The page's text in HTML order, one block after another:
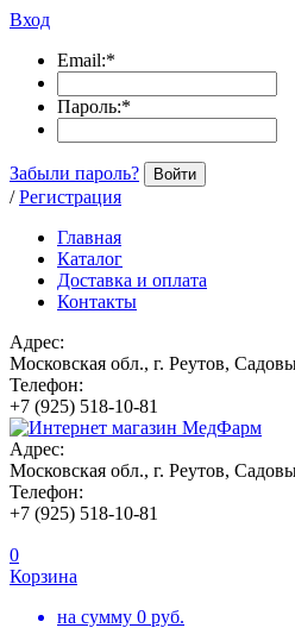
Вход
Email:*
Пароль:*
Забыли пароль? Войти
/ Регистрация
Главная
Каталог
Доставка и оплата
Контакты
Адрес:
Московская обл., г. Реутов,
Телефон:
+7 (925) 518-10-81
Адрес:
Московская обл., г. Реутов,
Телефон:
+7 (925) 518-10-81
0
Корзина
на сумму 0 руб.